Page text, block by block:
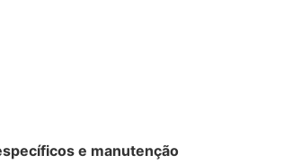
e manutenção